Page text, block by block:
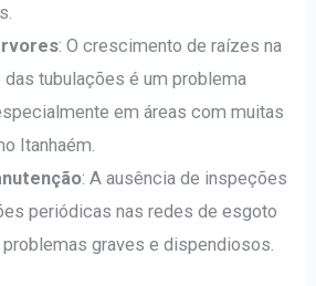
: O crescimento de raízes na
tubulações é um problema
em áreas com muitas
Itanhaém.
: A ausência de inspeções
periódicas nas redes de esgoto
graves e dispendiosos.